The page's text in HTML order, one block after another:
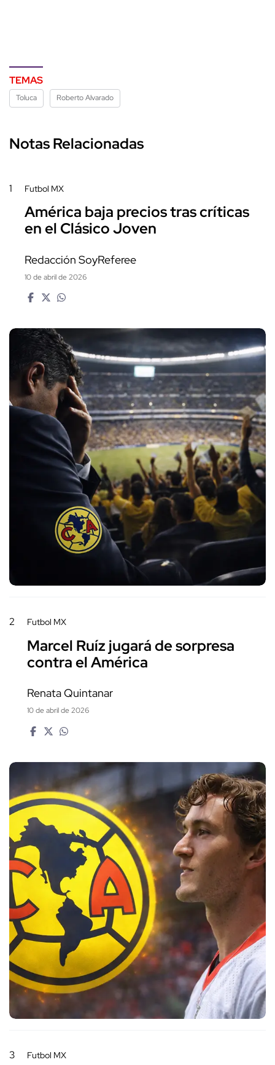
TEMAS
Toluca Roberto Alvarado
Notas Relacionadas
1 Futbol MX
América baja precios tras críticas
en el Clásico Joven
Redacción SoyReferee
10 de abril de 2026
2 Futbol MX
Marcel Ruíz jugará de sorpresa
contra el América
Renata Quintanar
10 de abril de 2026
3 Futbol MX